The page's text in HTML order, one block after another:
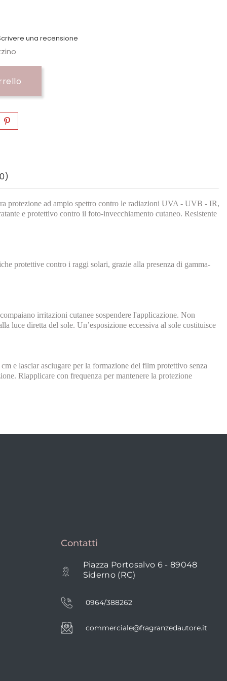
una recensione
protezione ad ampio spettro contro le radiazioni UVA - UVB - IR,
e protettivo contro il foto-invecchiamento cutaneo. Resistente
protettive contro i raggi solari, grazie alla presenza di gamma-
irritazioni cutanee sospendere l'applicazione. Non
luce diretta del sole. Un’esposizione eccessiva al sole costituisce
e lasciar asciugare per la formazione del film protettivo senza
Riapplicare con frequenza per mantenere la protezione
Contatti
Piazza Portosalvo 6 - 89048
Siderno (RC)
0964/388262
commerciale@fragranzedautore.it